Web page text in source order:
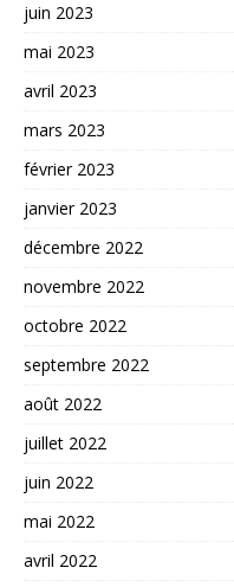
juin 2023
mai 2023
avril 2023
mars 2023
février 2023
janvier 2023
décembre 2022
novembre 2022
octobre 2022
septembre 2022
août 2022
juillet 2022
juin 2022
mai 2022
avril 2022